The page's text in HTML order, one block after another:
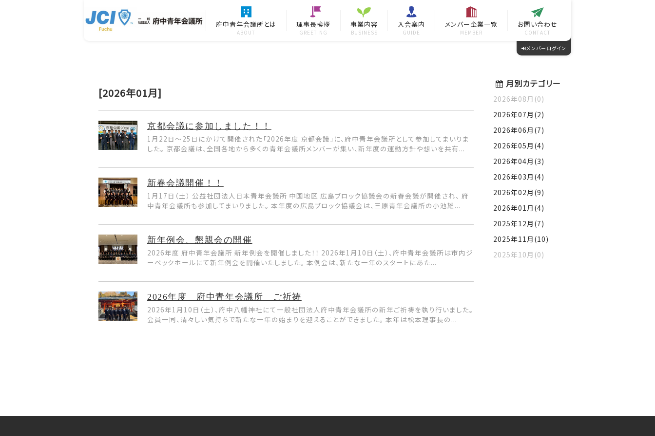
府中青年会議所とは
ABOUT
理事長挨拶
GREETING
事業内容
BUSINESS
入会案内
GUIDE
メンバー企業一覧
MEMBER
お問い合わせ
CONTACT
メンバーログイン
[2026年01月]
京都会議に参加しました！！
1月22日〜25日にかけて開催された「2026年度 京都会議」に、府中青年会議所として参加してまいりま
した。 京都会議は、全国各地から多くの青年会議所メンバーが集い、新年度の運動方針や想いを共有...
新春会議開催！！
1月17日（土） 公益社団法人日本青年会議所 中国地区 広島ブロック協議会の新春会議が開催され、 府
中青年会議所も参加してまいりました。 本年度の広島ブロック協議会は、三原青年会議所の小池雄...
新年例会、懇親会の開催
2026年度 府中青年会議所 新年例会を開催しました！！ 2026年1月10日（土）、府中青年会議所は市内ジ
ーベックホールにて新年例会を開催いたしました。 本例会は、新たな一年のスタートにあた...
2026年度 府中青年会議所 ご祈祷
2026年1月10日（土）、府中八幡神社にて一般社団法人府中青年会議所の新年ご祈祷を執り行いました。
会員一同、清々しい気持ちで新たな一年の始まりを迎えることができました。 本年は松本理事長の...
月別カテゴリー
2026年08月(0)
2026年07月(2)
2026年06月(7)
2026年05月(4)
2026年04月(3)
2026年03月(4)
2026年02月(9)
2026年01月(4)
2025年12月(7)
2025年11月(10)
2025年10月(0)